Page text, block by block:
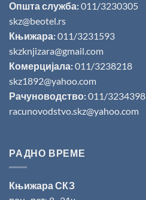
Општа служба:011/3230305
skz@beotel.rs
Књижара:011/3231593
skzknjizara@gmail.com
Комерцијала:011/3238218
skz1892@yahoo.com
Рачуноводство:011/3234398
racunovodstvo.skz@yahoo.com
РАДНО ВРЕМЕ
Књижара СКЗ